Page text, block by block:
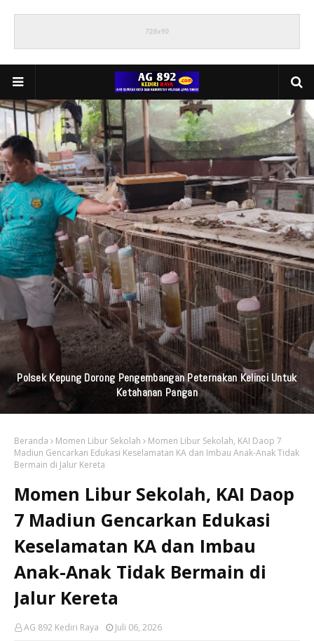
Polsek Kepung Dorong Pengembangan Peternakan Kelinci Untuk
Ketahanan Pangan
Beranda Momen Libur Sekolah
Momen Libur Sekolah, KAI Daop 7
Madiun Gencarkan Edukasi Keselamatan KA dan Imbau Anak-Anak Tidak
Bermain di Jalur Kereta
Momen Libur Sekolah, KAI Daop
7 Madiun Gencarkan Edukasi
Keselamatan KA dan Imbau
Anak-Anak Tidak Bermain di
Jalur Kereta
AG 892 Kediri Raya Juli 06, 2026